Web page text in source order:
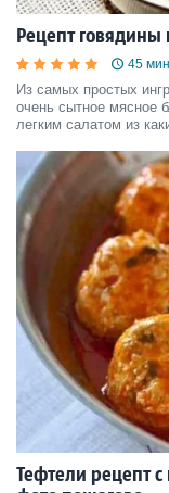
Рецепт говядины
45 мин.
Из самых простых
очень сытное мясное
легким салатом из
Тефтели рецепт